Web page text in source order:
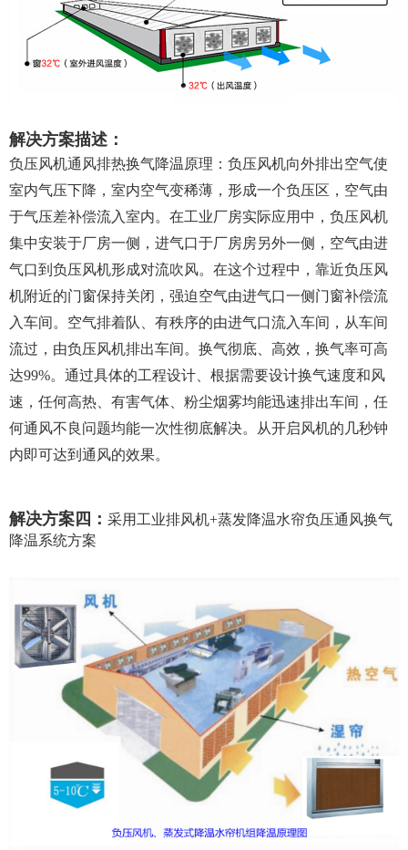
解决方案描述：
负压风机通风排热换气降温原理：负压风机向外排出空气使
室内气压下降，室内空气变稀薄，形成一个负压区，空气由
于气压差补偿流入室内。在工业厂房实际应用中，负压风机
集中安装于厂房一侧，进气口于厂房房另外一侧，空气由进
气口到负压风机形成对流吹风。在这个过程中，靠近负压风
机附近的门窗保持关闭，强迫空气由进气口一侧门窗补偿流
入车间。空气排着队、有秩序的由进气口流入车间，从车间
流过，由负压风机排出车间。换气彻底、高效，换气率可高
达99%。通过具体的工程设计、根据需要设计换气速度和风
速，任何高热、有害气体、粉尘烟雾均能迅速排出车间，任
何通风不良问题均能一次性彻底解决。从开启风机的几秒钟
内即可达到通风的效果。
解决方案四： 采用工业排风机+蒸发降温水帘负压通风换气
降温系统方案